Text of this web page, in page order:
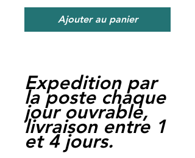
Ajouter au panier
Expedition par
la poste chaque
jour ouvrable,
livraison entre 1
et 4 jours.